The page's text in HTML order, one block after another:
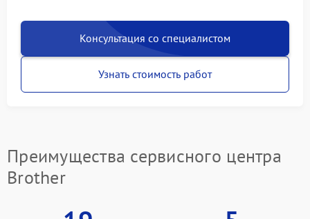
Консультация со специалистом
Узнать стоимость работ
Преимущества сервисного центра
Brother